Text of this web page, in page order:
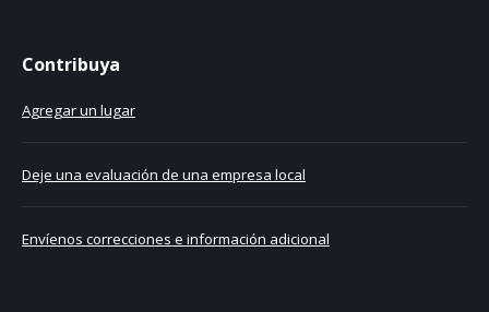
Contribuya
Agregar un lugar
Deje una evaluación de una empresa local
Envíenos correcciones e información adicional